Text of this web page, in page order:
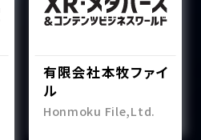
有限会社本牧ファイ
ル
Honmoku File,Ltd.